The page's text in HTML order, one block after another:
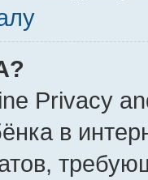
Privacy
в